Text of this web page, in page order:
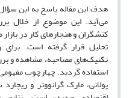
هدف این مقاله پاسخ به این
می‌آید. این موضوع از خلال
کنشگران و هنجارهای کار در
تحلیل قرار گرفته است.
تکنیک‌های مصاحبه، مشاهده و
استفاده گردید. چهارچوب
پولانی، مارک گرانووتر و